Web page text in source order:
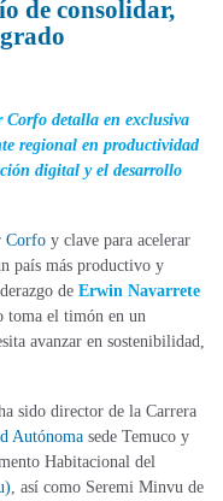
de consolidar,
detalla en exclusiva
regional en productividad
digital y el desarrollo
Corfo y clave para acelerar
país más productivo y
de Erwin Navarrete
toma el timón en un
avanzar en sostenibilidad,
sido director de la Carrera
Autónoma sede Temuco y
Habitacional del
, así como Seremi Minvu de